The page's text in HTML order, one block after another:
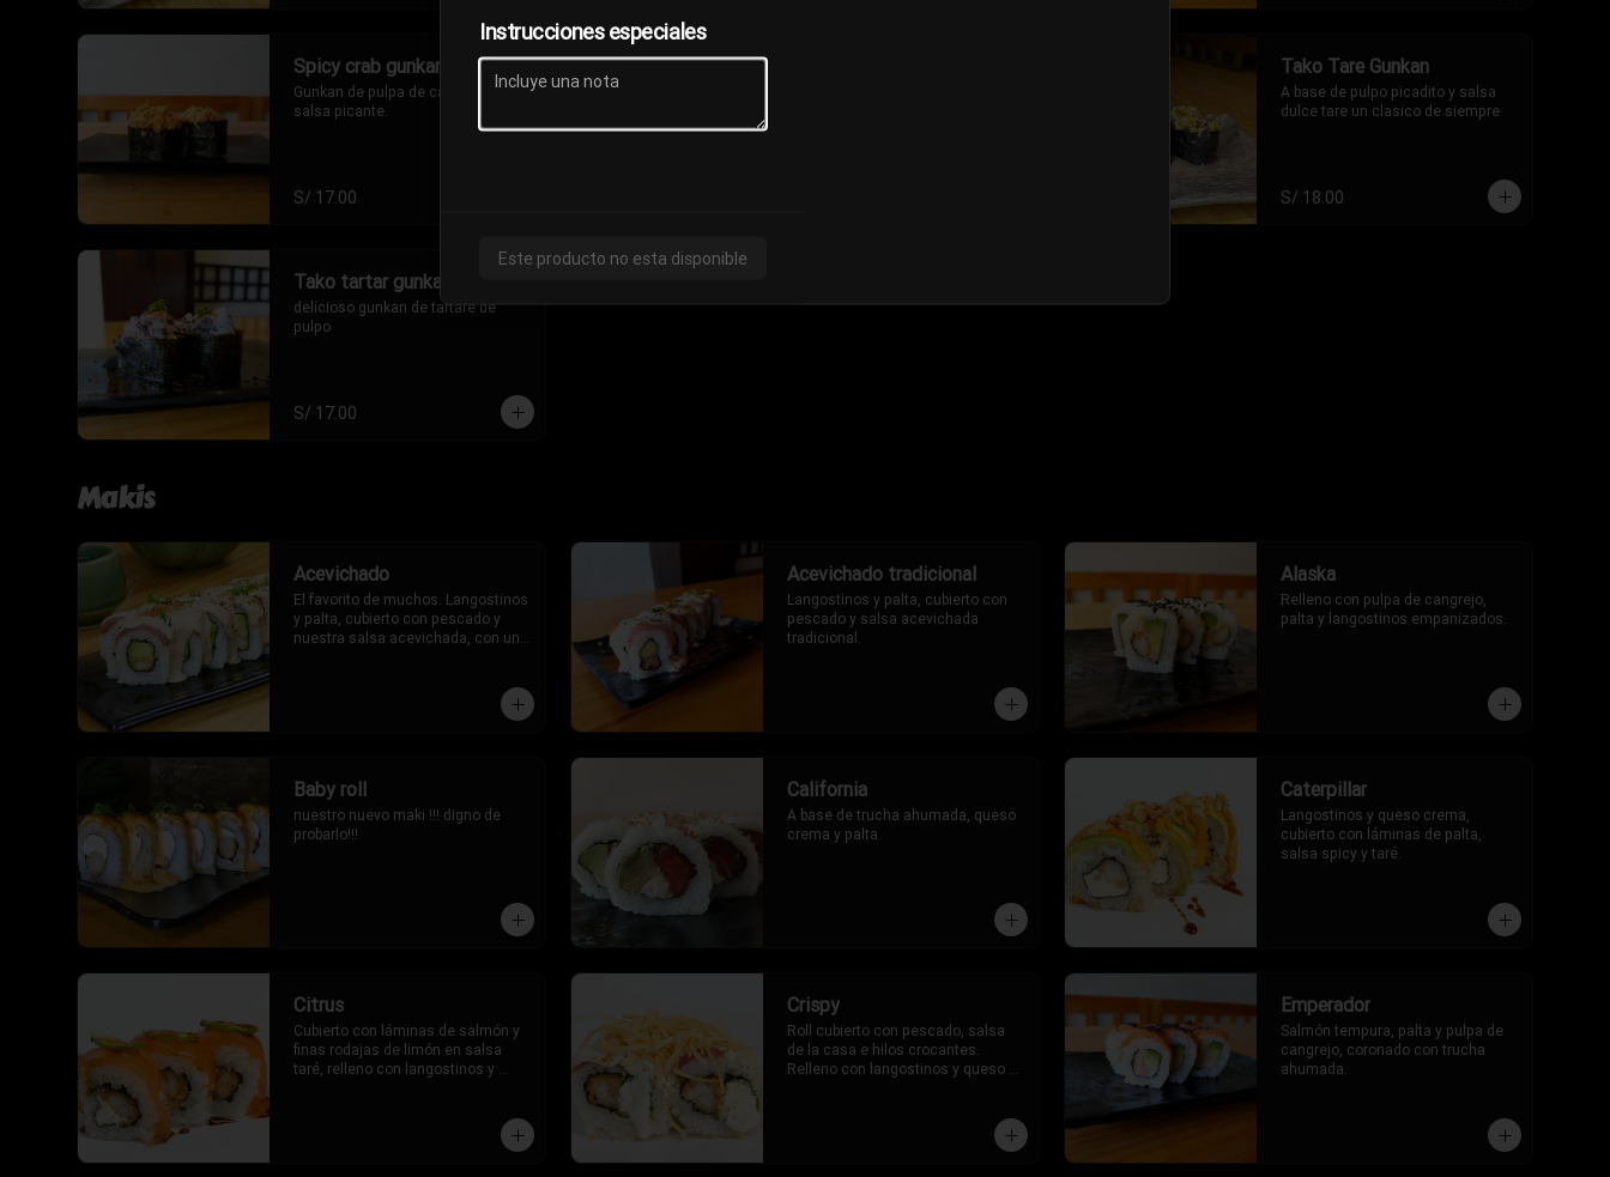
Spicy crab gunkan
Gunkan de pulpa de cangrejo en
salsa picante.
S/ 17.00
Tako Tare Gunkan
A base de pulpo picadito y salsa
dulce tare un clasico de siempre
S/ 18.00
Tako tartar gunkan
delicioso gunkan de tartare de
pulpo
S/ 17.00
Makis
Acevichado
El favorito de muchos. Langostinos
y palta, cubierto con pescado y
nuestra salsa acevichada, con un
Acevichado tradicional
Langostinos y palta, cubierto con
pescado y salsa acevichada
tradicional.
Alaska
Relleno con pulpa de cangrejo,
palta y langostinos empanizados.
Baby roll
nuestro nuevo maki !!! digno de
probarlo!!!
California
A base de trucha ahumada, queso
crema y palta.
Caterpillar
Langostinos y queso crema,
cubierto con láminas de palta,
salsa spicy y taré.
Citrus
Cubierto con láminas de salmón y
finas rodajas de limón en salsa
taré, relleno con langostinos y
Crispy
Roll cubierto con pescado, salsa
de la casa e hilos crocantes.
Relleno con langostinos y queso
Emperador
Salmón tempura, palta y pulpa de
cangrejo, coronado con trucha
ahumada.
Instrucciones especiales
Este producto no esta disponible